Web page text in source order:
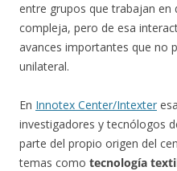
entre grupos que trabajan en
compleja, pero de esa
avances importantes que no
unilateral.
En Innotex Center/Intexter
investigadores y tecnólogos
parte del propio origen del
temas como tecnología